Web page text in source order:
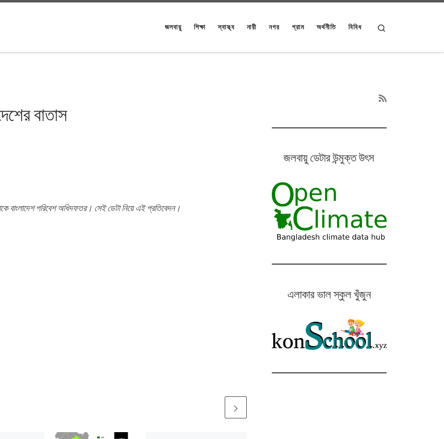
জলবায়ু শিক্ষা স্বাস্থ্য নারী নগর গ্রাম অর্থনীতি বিবিধ
বাতাস
বাংলাদেশ পরিবেশ অধিদফতর। সেই ডেটা নিয়ে এই প্রতিবেদন।
জলবায়ু ডেটার উন্মুক্ত উৎস
এলাকার ভাল স্কুল খুঁজুন